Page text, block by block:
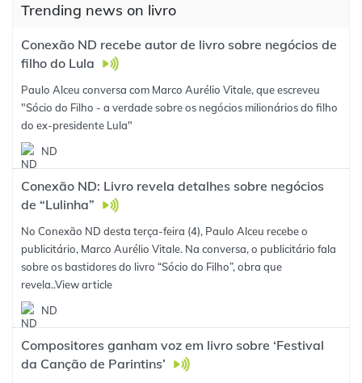
Trending news on livro
Conexão ND recebe autor de livro sobre negócios de
filho do Lula
Paulo Alceu conversa com Marco Aurélio Vitale, que escreveu
"Sócio do Filho - a verdade sobre os negócios milionários do filho
do ex-presidente Lula"
ND
Conexão ND: Livro revela detalhes sobre negócios
de “Lulinha”
No Conexão ND desta terça-feira (4), Paulo Alceu recebe o
publicitário, Marco Aurélio Vitale. Na conversa, o publicitário fala
sobre os bastidores do livro “Sócio do Filho”, obra que
revela..View article
ND
Compositores ganham voz em livro sobre ‘Festival
da Canção de Parintins’